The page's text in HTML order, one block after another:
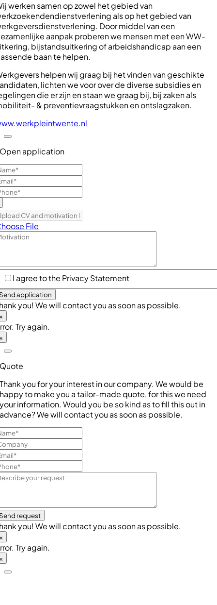
werken samen op zowel het gebied van
als op het gebied van
Door middel van een
aanpak proberen we mensen met een WW-
bijstandsuitkering of arbeidshandicap aan een
baan te helpen.
helpen wij graag bij het vinden van geschikte
lichten we voor over de diverse subsidies en
die er zijn en staan we graag bij, bij zaken als
& preventievraagstukken en ontslagzaken.
Open application
File
I agree to the Privacy Statement
application
you! We will contact you as soon as possible.
Try again.
Quote
Thank you for your interest in our company. We would be
happy to make you a tailor-made quote, for this we need
your information. Would you be so kind as to fill this out in
advance? We will contact you as soon as possible.
request
you! We will contact you as soon as possible.
Try again.